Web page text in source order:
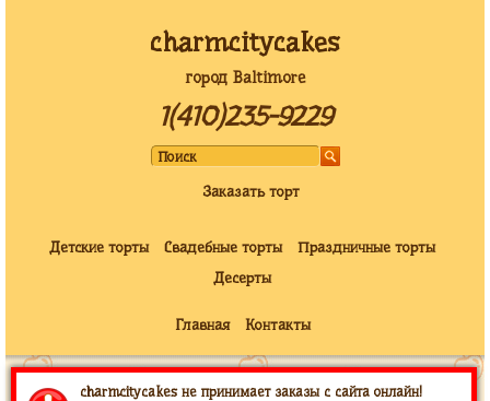
charmcitycakes
город Baltimore
1(410)235-9229
Заказать торт
Детские торты Свадебные торты
Праздничные торты
Десерты
Главная Контакты
charmcitycakes не принимает заказы с сайта онлайн!